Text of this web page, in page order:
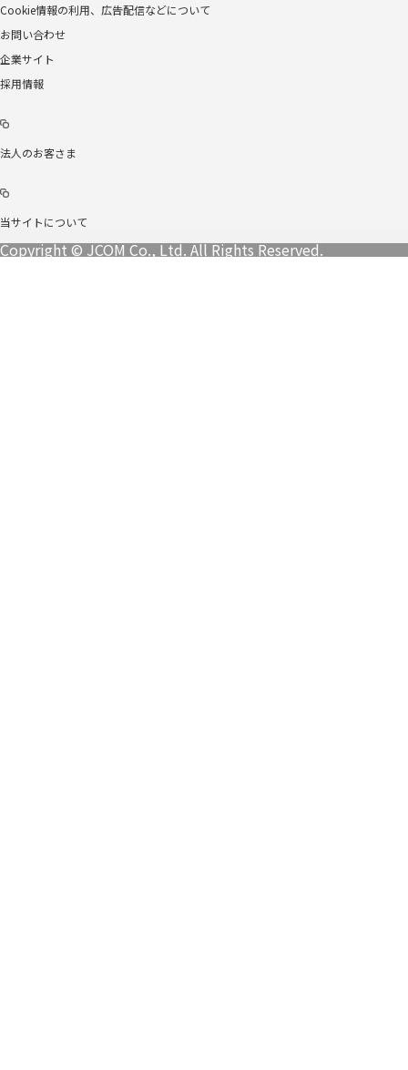
Cookie情報の利用、広告配信などについて
お問い合わせ
企業サイト
採用情報
法人のお客さま
当サイトについて
Copyright © JCOM Co., Ltd. All Rights Reserved.